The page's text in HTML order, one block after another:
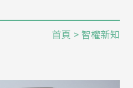
首頁 > 智權新知